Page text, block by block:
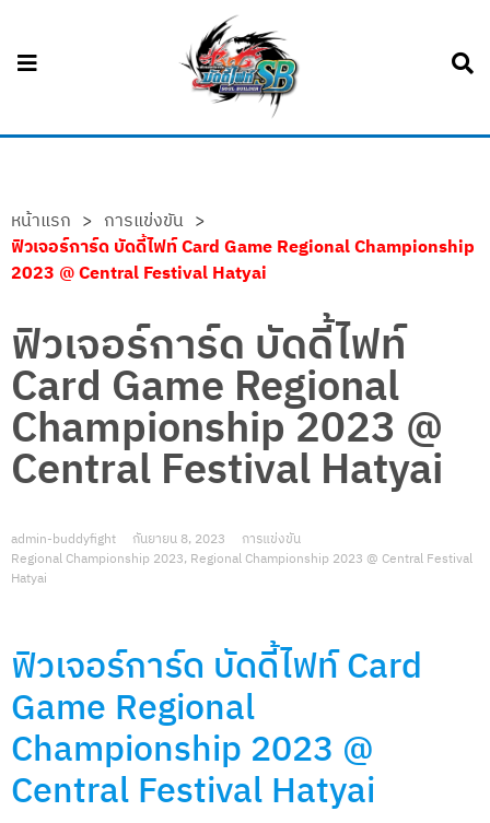
หน้าแรก > การแข่งขัน >
ฟิวเจอร์การ์ด บัดดี้ไฟท์ Card Game Regional Championship
2023 @ Central Festival Hatyai
ฟิวเจอร์การ์ด บัดดี้ไฟท์
Card Game Regional
Championship 2023 @
Central Festival Hatyai
admin-buddyfight กันยายน 8, 2023
การแข่งขัน
Regional Championship 2023, Regional Championship 2023 @ Central Festival
Hatyai
ฟิวเจอร์การ์ด บัดดี้ไฟท์ Card
Game Regional
Championship 2023 @
Central Festival Hatyai